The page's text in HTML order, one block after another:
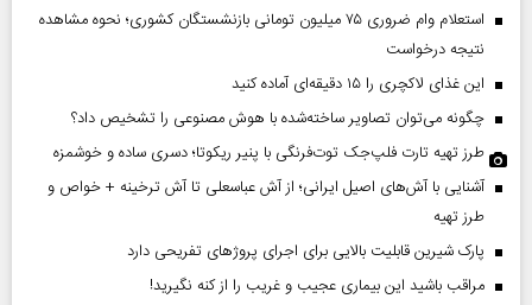
استعلام وام ضروری ۷۵ میلیون تومانی بازنشستگان کشوری؛ نحوه مشاهده
نتیجه درخواست
این غذای لاکچری را ۱۵ دقیقه‌ای آماده کنید
چگونه می‌توان تصاویر ساخته‌شده با هوش مصنوعی را تشخیص داد؟
طرز تهیه تارت فلپ‌جک توت‌فرنگی با پنیر ریکوتا؛ دسری ساده و خوشمزه
آشنایی با آش‌های اصیل ایرانی؛ از آش عباسعلی تا آش ترخینه + خواص و
طرز تهیه
پارک شیرین قابلیت‌ بالایی برای اجرای پروژهای تفریحی دارد
مراقب باشید این بیماری عجیب و غریب را از کنه نگیرید!